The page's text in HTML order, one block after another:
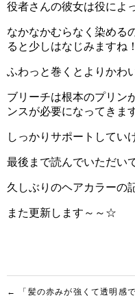
役者さんの彼女は役によ
なかなかむらなく染める
ると少しはなじみますね！
ふわっと巻くとよりかわ
ブリーチは根本のプリン
ンスが必要になってきま
しっかりサポートしてい
最後まで読んでいただい
久しぶりのヘアカラーの
また更新します～～☆
投
← 「髪の赤みが強くて透明感で